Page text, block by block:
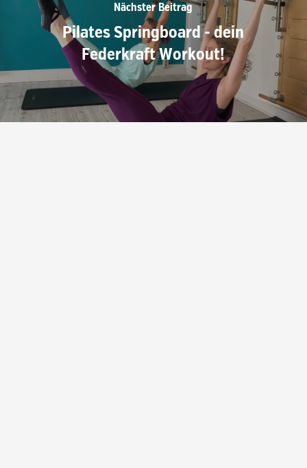
Nächster Beitrag
Pilates Springboard - dein
Federkraft Workout!